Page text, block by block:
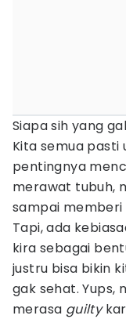
Siapa sih yang
Kita semua
pentingnya
merawat tubuh,
sampai memberi
Tapi, ada
kira sebagai
justru bisa bikin
gak sehat. Yups,
merasa guilty